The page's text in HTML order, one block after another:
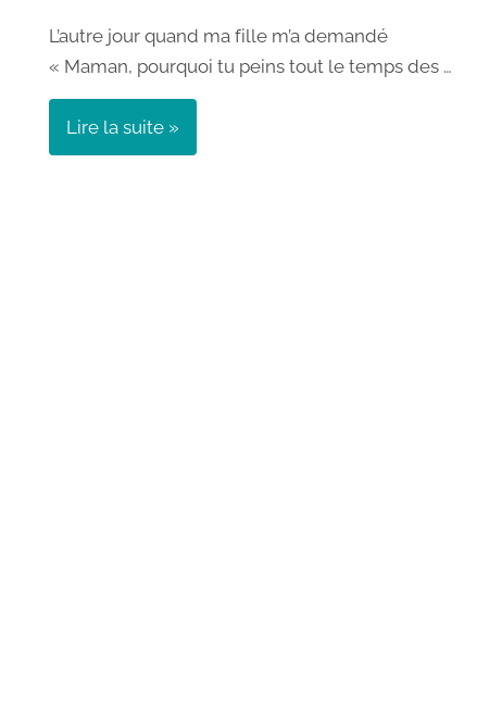
L’autre jour quand ma fille m’a demandé
« Maman, pourquoi tu peins tout le temps des …
Lire la suite »